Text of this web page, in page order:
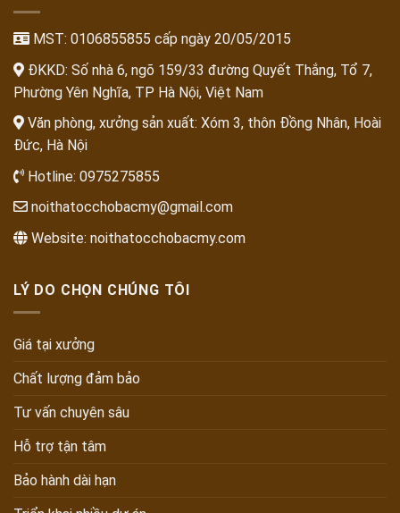
MST: 0106855855 cấp ngày 20/05/2015
ĐKKD: Số nhà 6, ngõ 159/33 đường Quyết Thắng, Tổ 7,
Phường Yên Nghĩa, TP Hà Nội, Việt Nam
Văn phòng, xưởng sản xuất: Xóm 3, thôn Đồng Nhân, Hoài
Đức, Hà Nội
Hotline: 0975275855
noithatocchobacmy@gmail.com
Website: noithatocchobacmy.com
LÝ DO CHỌN CHÚNG TÔI
Giá tại xưởng
Chất lượng đảm bảo
Tư vấn chuyên sâu
Hỗ trợ tận tâm
Bảo hành dài hạn